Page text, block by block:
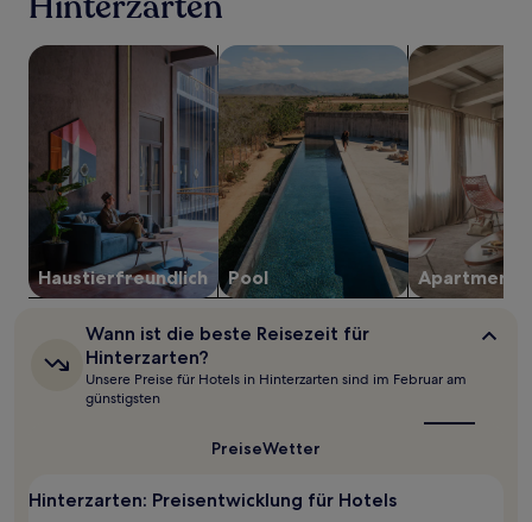
für
einen
Aufenthalt
von
2 Erwachsenen
gefunden
wurde.
Preise
und
Verfügbarkeiten
können
sich
können
zusätzliche
Bedingungen
Haustier­freundlich
Suche nach haustierfreundlichen Unterkünften
Pool
Suche nach Unterkünften mit Pool
Apartment
Suche nach
Wann
ist
die
beste
Reisezeit
Wann ist die beste Reisezeit für
Hinterzarten?
Unsere Preise für Hotels in Hinterzarten sind im Februar am
günstigsten
PreiseWetter
Hinterzarten: Preisentwicklung für Hotels